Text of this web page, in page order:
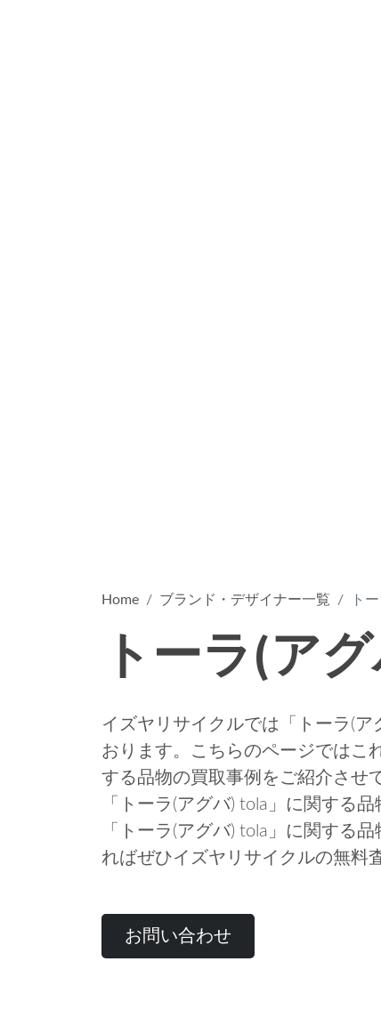
Home ブランド・デザイナー一覧 ト
トーラ(ア
イズヤリサイクルでは「トーラ(
おります。こちらのページではこ
する品物の買取事例をご紹介させ
「トーラ(アグバ) tola」に関する
「トーラ(アグバ) tola」に関する
ればぜひイズヤリサイクルの無料
お問い合わせ